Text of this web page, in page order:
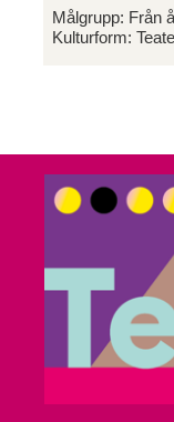
Målgrupp: Från
Kulturform: